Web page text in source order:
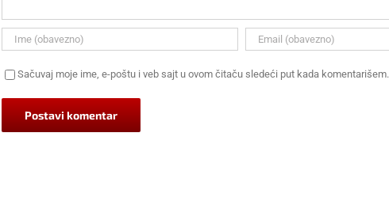
Sačuvaj moje ime, e-poštu i veb sajt u ovom čitaču sledeći put kada komentarišem.